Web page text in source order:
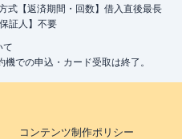
式【返済期間・回数】借入直後最長
証人】不要
て
での申込・カード受取は終了。
コンテンツ制作ポリシー